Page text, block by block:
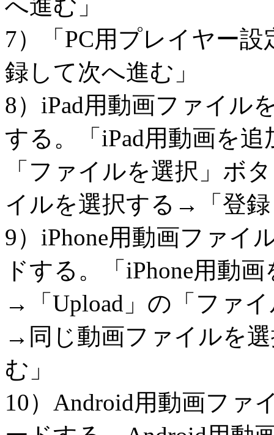
へ進む」
7）「PC用プレイヤー
録して次へ進む」
8）iPad用動画ファイル
する。「iPad用動画を
「ファイルを選択」ボ
イルを選択する→「登
9）iPhone用動画ファイ
ドする。「iPhone用動
→「Upload」の「ファ
→同じ動画ファイルを
む」
10）Android用動画ファ